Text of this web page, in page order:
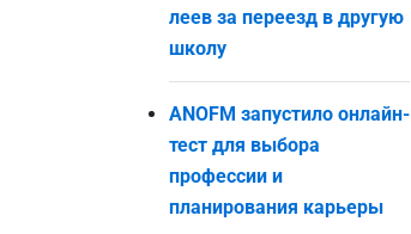
леев за переезд в другую
школу
ANOFM запустило онлайн-
тест для выбора
профессии и
планирования карьеры